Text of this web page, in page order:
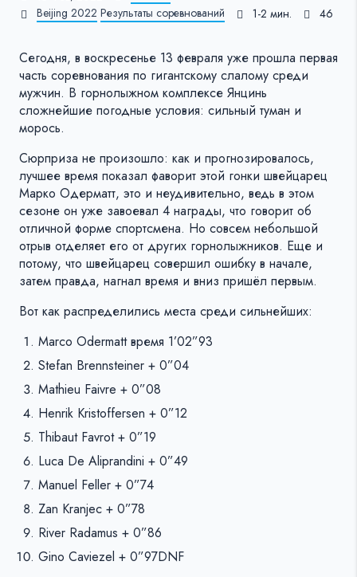
Beijing 2022 Результаты соревнований 1-2 мин. 46
Сегодня, в воскресенье 13 февраля уже прошла первая
часть соревнования по гигантскому слалому среди
мужчин. В горнолыжном комплексе Янцинь
сложнейшие погодные условия: сильный туман и
морось.
Сюрприза не произошло: как и прогнозировалось,
лучшее время показал фаворит этой гонки швейцарец
Марко Одерматт, это и неудивительно, ведь в этом
сезоне он уже завоевал 4 награды, что говорит об
отличной форме спортсмена. Но совсем небольшой
отрыв отделяет его от других горнолыжников. Еще и
потому, что швейцарец совершил ошибку в начале,
затем правда, нагнал время и вниз пришёл первым.
Вот как распределились места среди сильнейших:
Marco Odermatt время 1’02”93
Stefan Brennsteiner + 0”04
Mathieu Faivre + 0”08
Henrik Kristoffersen + 0”12
Thibaut Favrot + 0”19
Luca De Aliprandini + 0”49
Manuel Feller + 0”74
Zan Kranjec + 0”78
River Radamus + 0”86
Gino Caviezel + 0”97DNF